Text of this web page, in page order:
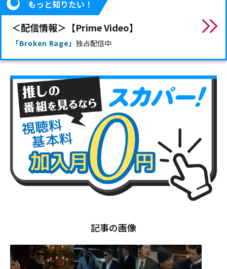
もっと知りたい！
＜配信情報＞【Prime Video】
「Broken Rage」独占配信中
記事の画像